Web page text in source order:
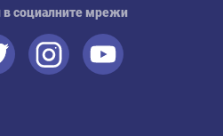
в социалните мрежи